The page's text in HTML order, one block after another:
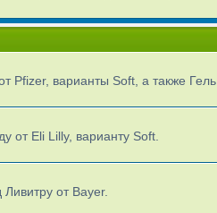
Pfizer, варианты Soft, а также Гель.
от Eli Lilly, варианту Soft.
от Bayer.